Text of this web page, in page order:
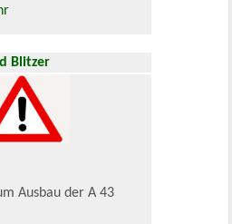
Blitzer
Ausbau der A 43